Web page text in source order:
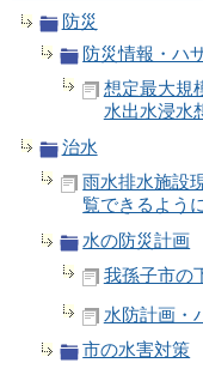
防災
防災情報・ハ
想定最大規
水出水浸水
治水
雨水排水施設
覧できるよう
水の防災計画
我孫子市の
水防計画・
市の水害対策